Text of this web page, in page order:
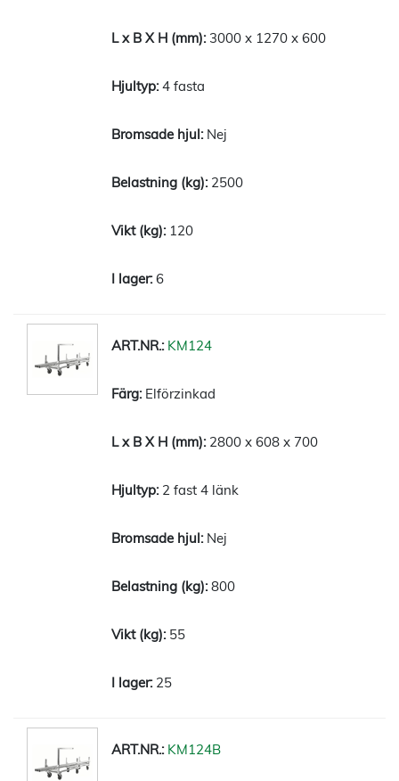
3000 x 1270 x 600
4 fasta
Nej
2500
120
6
KM124
Elförzinkad
2800 x 608 x 700
2 fast 4 länk
Nej
800
55
25
KM124B